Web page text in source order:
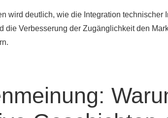
wird deutlich, wie die Integration technischer
die Verbesserung der Zugänglichkeit den